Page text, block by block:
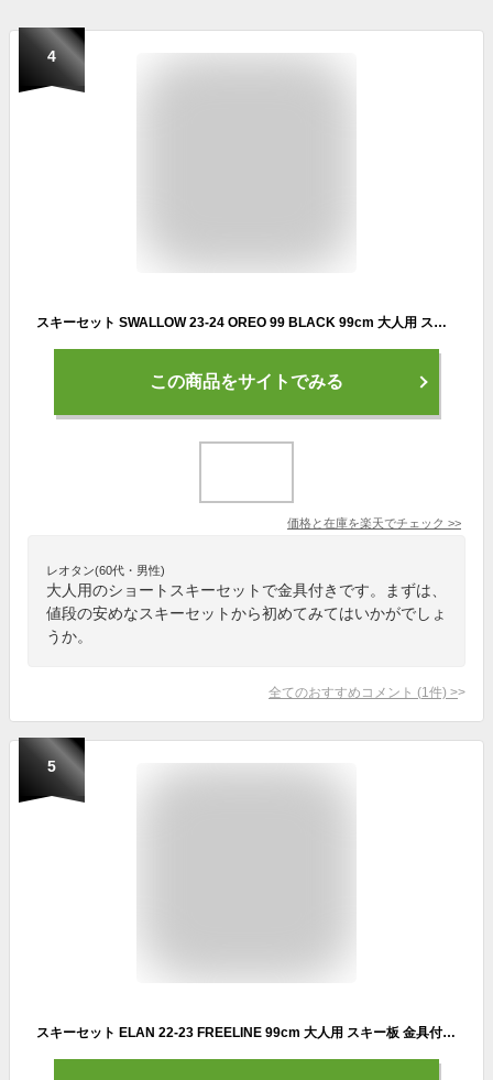
4
スキーセット SWALLOW 23-24 OREO 99 BLACK 99cm 大人用 スキー板 金具付き スキーボード ショートスキー グリップウォーク対応 【RCP】【メール便不可・宅配便配送】
この商品をサイトでみる
価格と在庫を楽天でチェック >>
レオタン(60代・男性)
大人用のショートスキーセットで金具付きです。まずは、
値段の安めなスキーセットから初めてみてはいかがでしょ
うか。
全てのおすすめコメント (1 件) >
5
スキーセット ELAN 22-23 FREELINE 99cm 大人用 スキー板 金具付き スキーボード ショートスキー ファンスキー 【RCP】【メール便不可・宅配便配送】